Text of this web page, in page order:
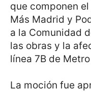
que componen
Más Madrid y
a la Comunidad
las obras y la
línea 7B de
La moción fue